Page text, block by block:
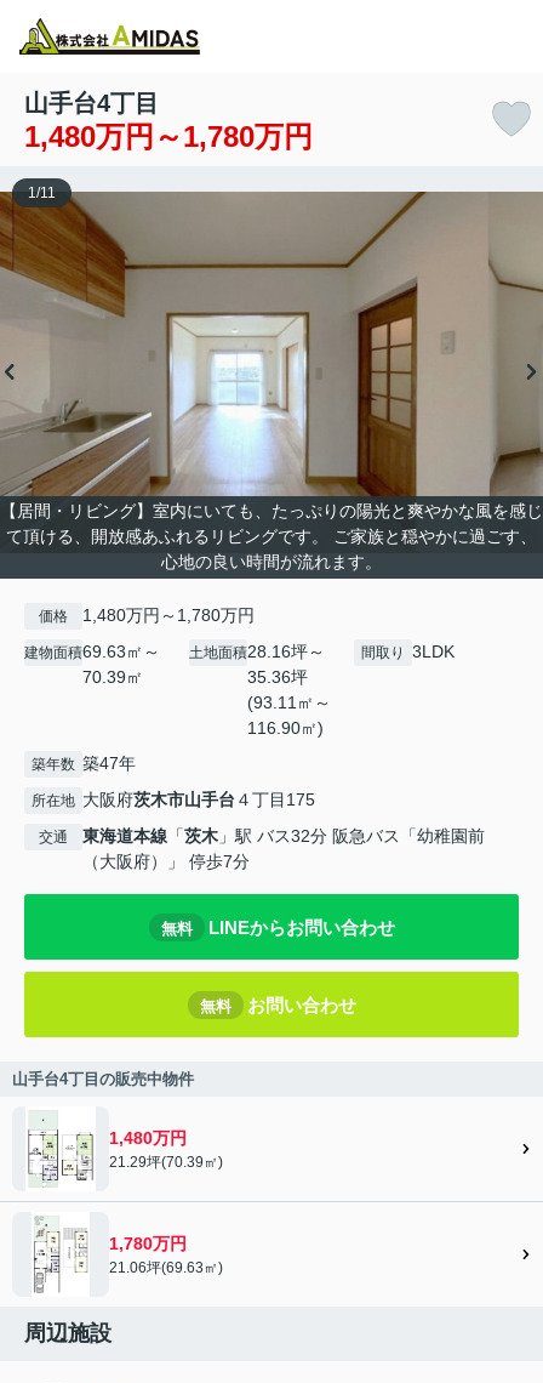
山手台4丁目
1,480万円～1,780万円
【居間・リビング】室内にいても、たっぷりの陽光と爽やかな風を感じ
て頂ける、開放感あふれるリビングです。 ご家族と穏やかに過ごす、
心地の良い時間が流れます。
1/11
価格 1,480万円～1,780万円
建物面積69.63㎡～
70.39㎡
土地面積28.16坪～
35.36坪
(93.11㎡～
116.90㎡)
間取り 3LDK
築年数 築47年
所在地 大阪府茨木市山手台 ４丁目175
交通 東海道本線 「茨木 」駅 バス32分 阪急バス「幼稚園前
（大阪府）」 停歩7分
無料 LINEからお問い合わせ
無料 お問い合わせ
山手台4丁目の販売中物件
1,480万円
21.29坪(70.39㎡)
1,780万円
21.06坪(69.63㎡)
周辺施設